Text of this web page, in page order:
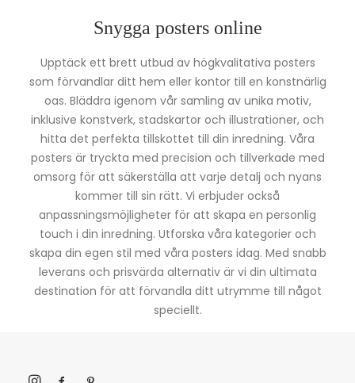
Snygga posters online
Upptäck ett brett utbud av högkvalitativa posters
som förvandlar ditt hem eller kontor till en konstnärlig
oas. Bläddra igenom vår samling av unika motiv,
inklusive konstverk, stadskartor och illustrationer, och
hitta det perfekta tillskottet till din inredning. Våra
posters är tryckta med precision och tillverkade med
omsorg för att säkerställa att varje detalj och nyans
kommer till sin rätt. Vi erbjuder också
anpassningsmöjligheter för att skapa en personlig
touch i din inredning. Utforska våra kategorier och
skapa din egen stil med våra posters idag. Med snabb
leverans och prisvärda alternativ är vi din ultimata
destination för att förvandla ditt utrymme till något
speciellt.